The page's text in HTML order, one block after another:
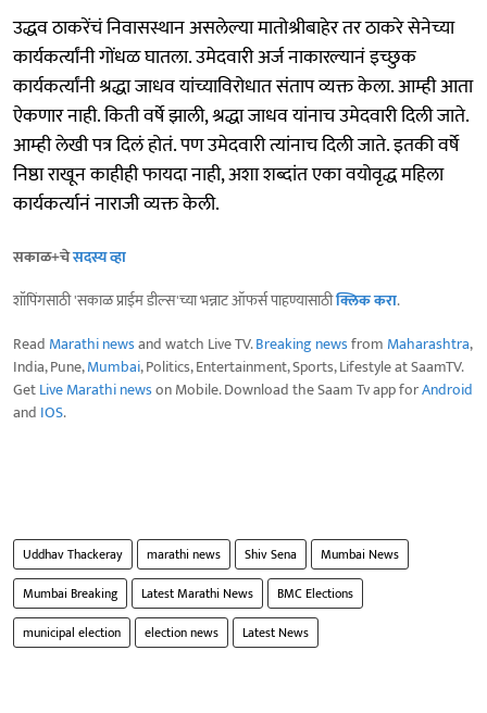
उद्धव ठाकरेंचं निवासस्थान असलेल्या मातोश्रीबाहेर तर ठाकरे सेनेच्या
कार्यकर्त्यांनी गोंधळ घातला. उमेदवारी अर्ज नाकारल्यानं इच्छुक
कार्यकर्त्यांनी श्रद्धा जाधव यांच्याविरोधात संताप व्यक्त केला. आम्ही आता
ऐकणार नाही. किती वर्षे झाली, श्रद्धा जाधव यांनाच उमेदवारी दिली जाते.
आम्ही लेखी पत्र दिलं होतं. पण उमेदवारी त्यांनाच दिली जाते. इतकी वर्षे
निष्ठा राखून काहीही फायदा नाही, अशा शब्दांत एका वयोवृद्ध महिला
कार्यकर्त्यानं नाराजी व्यक्त केली.
सकाळ+चेसदस्य व्हा
शॉपिंगसाठी 'सकाळ प्राईम डील्स'च्या भन्नाट ऑफर्स पाहण्यासाठीक्लिक करा.
Read Marathi newsand watch Live TV.Breaking newsfrom Maharashtra,
India, Pune,Mumbai, Politics, Entertainment, Sports, Lifestyle at SaamTV.
GetLive Marathi newson Mobile. Download the Saam Tv app forAndroid
and IOS.
Uddhav Thackeray marathi news Shiv Sena
Mumbai News
Mumbai Breaking
Latest Marathi News
BMC Elections
municipal election
election news Latest News